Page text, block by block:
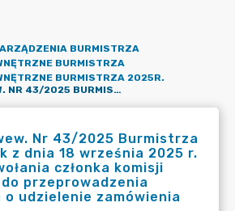
BURMISTRZA
BURMISTRZA
BURMISTRZA 2025R.
ZARZĄDZENIE WEW. NR 43/2025 BURMISTRZA MIASTA PUŁTUSK Z DNIA 18 WRZEŚNIA 2025 R. W SPRAWIE POWOŁANIA CZŁONKA KOMISJI PRZETARGOWEJ DO PRZEPROWADZENIA POSTĘPOWANIA O UDZIELENIE ZAMÓWIENIA PUBLICZNEGO
Nr 43/2025 Burmistrza
z dnia 18 września 2025 r.
członka komisji
przeprowadzenia
udzielenie zamówienia